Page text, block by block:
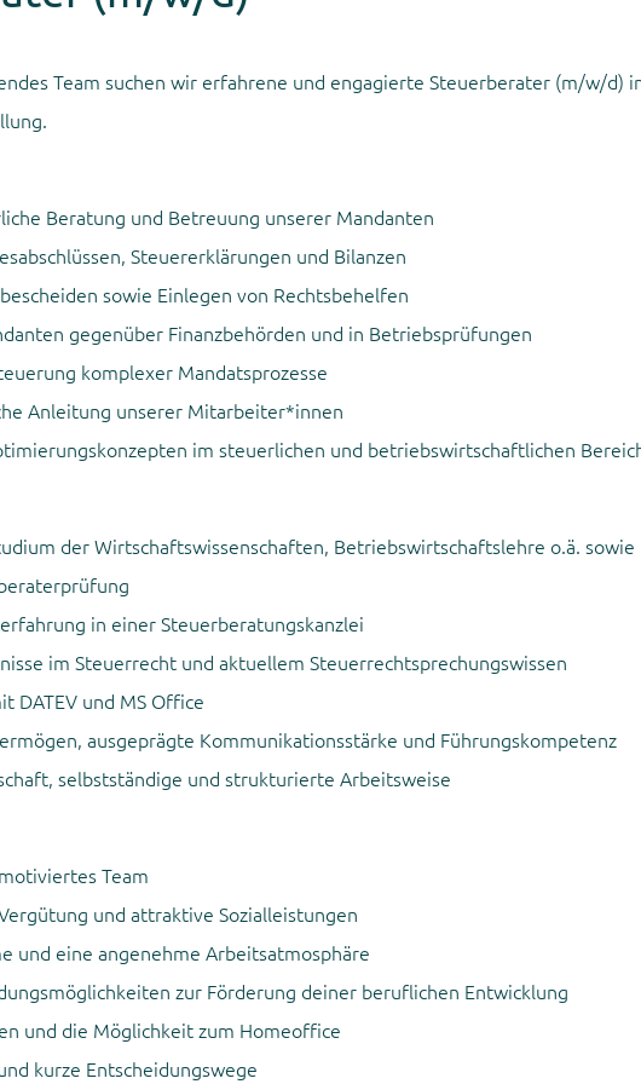
Team suchen wir erfahrene und engagierte Steuerberater (m/w/d)
Beratung und Betreuung unserer Mandanten
Steuererklärungen und Bilanzen
sowie Einlegen von Rechtsbehelfen
gegenüber Finanzbehörden und in Betriebsprüfungen
komplexer Mandatsprozesse
Anleitung unserer Mitarbeiter*innen
im steuerlichen und betriebswirtschaftlichen
der Wirtschaftswissenschaften, Betriebswirtschaftslehre o.ä. sowie
in einer Steuerberatungskanzlei
im Steuerrecht und aktuellem Steuerrechtsprechungswissen
DATEV und MS Office
ausgeprägte Kommunikationsstärke und Führungskompetenz
selbstständige und strukturierte Arbeitsweise
Team
und attraktive Sozialleistungen
und eine angenehme Arbeitsatmosphäre
zur Förderung deiner beruflichen Entwicklung
und die Möglichkeit zum Homeoffice
kurze Entscheidungswege